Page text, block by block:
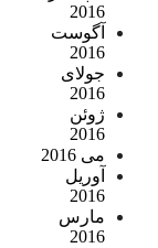
2016
آگوست
2016
جولای
2016
ژوئن
2016
می 2016
آوریل
2016
مارس
2016